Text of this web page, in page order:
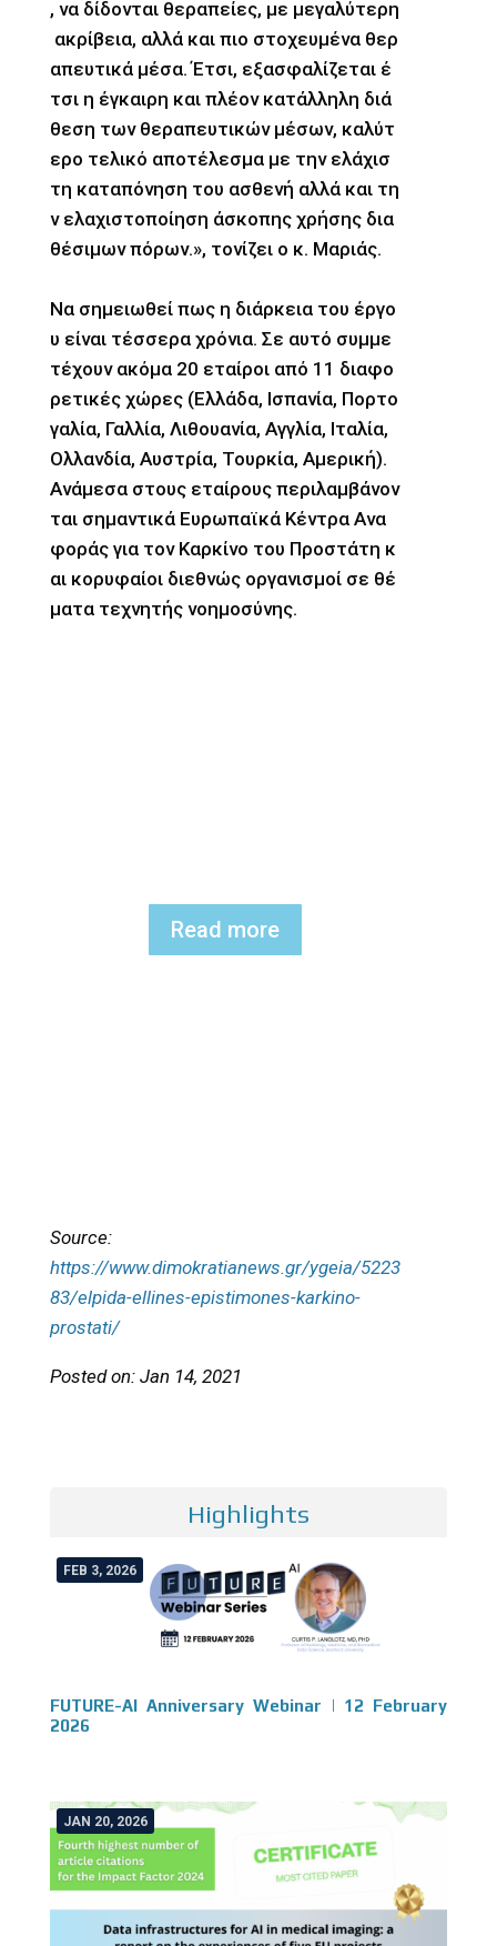
, να δίδονται θεραπείες, με μεγαλύτερη
ακρίβεια, αλλά και πιο στοχευμένα θερ
απευτικά μέσα. Έτσι, εξασφαλίζεται έ
τσι η έγκαιρη και πλέον κατάλληλη διά
θεση των θεραπευτικών μέσων, καλύτ
ερο τελικό αποτέλεσμα με την ελάχισ
τη καταπόνηση του ασθενή αλλά και τη
ν ελαχιστοποίηση άσκοπης χρήσης δια
θέσιμων πόρων.», τονίζει ο κ. Μαριάς.
Να σημειωθεί πως η διάρκεια του έργο
υ είναι τέσσερα χρόνια. Σε αυτό συμμε
τέχουν ακόμα 20 εταίροι από 11 διαφο
ρετικές χώρες (Ελλάδα, Ισπανία, Πορτο
γαλία, Γαλλία, Λιθουανία, Αγγλία, Ιταλία,
Ολλανδία, Αυστρία, Τουρκία, Αμερική).
Ανάμεσα στους εταίρους περιλαμβάνον
ται σημαντικά Ευρωπαϊκά Κέντρα Ανα
φοράς για τον Καρκίνο του Προστάτη κ
αι κορυφαίοι διεθνώς οργανισμοί σε θέ
ματα τεχνητής νοημοσύνης.
Read more
Source:
https://www.dimokratianews.gr/ygeia/5223
83/elpida-ellines-epistimones-karkino-
prostati/
Posted on: Jan 14, 2021
Highlights
FUTURE-AI Anniversary Webinar | 12 February
2026
FEB 3, 2026
JAN 20, 2026